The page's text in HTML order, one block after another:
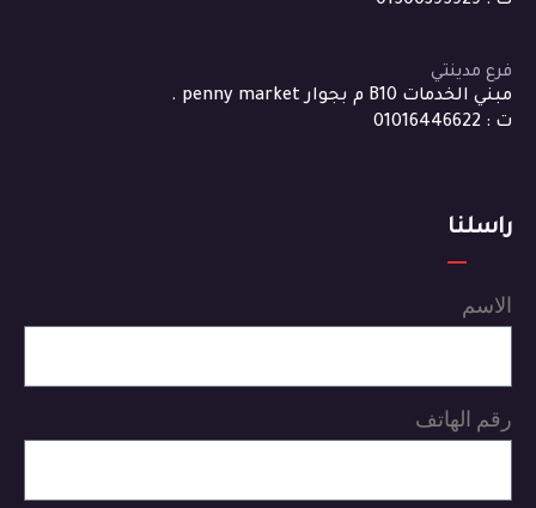
فرع مدينتي
مبني الخدمات B10 م بجوار penny market .
ت : 01016446622
راسلنا
الاسم
رقم الهاتف